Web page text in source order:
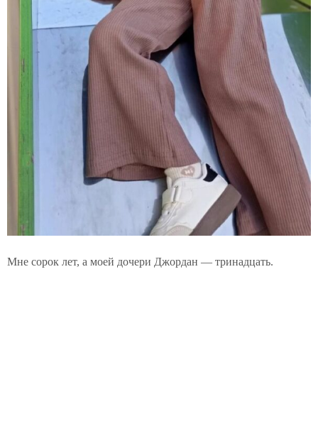
Мне сорок лет, а моей дочери Джордан — тринадцать.